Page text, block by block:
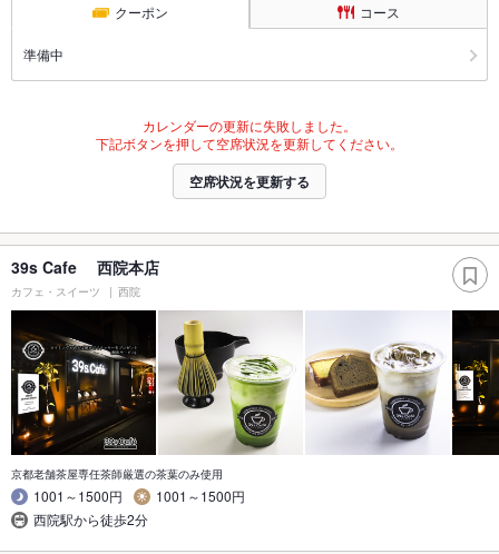
クーポン コース
準備中
カレンダーの更新に失敗しました。
下記ボタンを押して空席状況を更新してください。
空席状況を更新する
39s Cafe 西院本店
カフェ・スイーツ 西院
京都老舗茶屋専任茶師厳選の茶葉のみ使用
1001～1500円
1001～1500円
西院駅から徒歩2分